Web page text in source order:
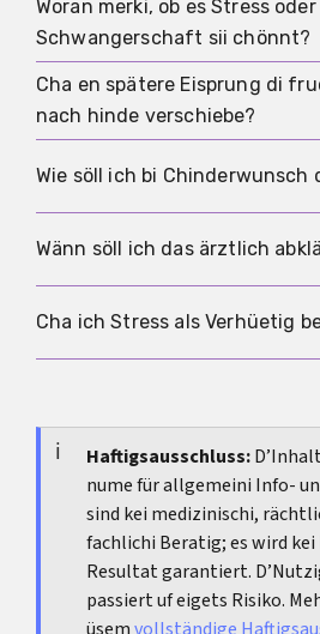
Nei. Einzelni Verschiebige
Problematisch wirds eher,
passiert, sich deutlich
Beschwerde dezuechömed.
Woran merki, ob es Stress oder
Schwangerschaft sii chönnt?
Wenn e Schwangerschaft
Test meh Sicherheit als es
Schwangerschaft aber nie
Cha en spätere Eisprung di
nach hinde verschiebe?
Ja. Genau das isch di
fruchtbare Fänschter nach
Wie söll ich bi Chinderwunsch
Mit LH-Tests,
längt bi schwankende Zykle
Wänn söll ich das ärztlich
Wenn d Veränderig über
Cha ich Stress als Verhüetig
Wenn du kei
e verlässligi Verhüetig.
Haftigsausschluss:
nume für allgemeini Info-
sind kei medizinischi,
fachlichi Beratig; es wird
Resultat garantiert.
passiert uf eigets Risiko.